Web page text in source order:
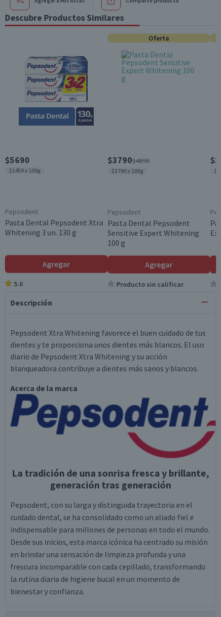
Descubre Productos Similares
$5690
$1459 x 100g
Pepsodent
Pasta Dental Pepsodent Xtra
Whitening 3 un. 130 g
Agregar
5.0
Oferta
$3790$4890
$3790 x 100g
Pepsodent
Pasta Dental Pepsodent
Sensitive Expert Whitening
100 g
Agregar
Producto sin calificar
Descripción
Pepsodent Xtra Whitening favorece el buen cuidado de tus
dientes y te proporciona unos dientes más blancos. El uso
diario de Pepsodent Xtra Whitening y su acción
blanqueadora contribuye a dientes más sanos y blancos.
Acerca de la marca
La tradición de una sonrisa fresca y brillante,
generación tras generación
Pepsodent, con su larga y distinguida trayectoria en el
cuidado dental, se ha consolidado como un aliado fiel e
indispensable para millones de personas en todo el mundo.
Desde sus inicios, esta marca icónica ha centrado su misión
en brindar una sensación de limpieza profunda y una
frescura incomparable con cada cepillado, transformando
la rutina diaria de higiene bucal en un momento de
bienestar y confianza.